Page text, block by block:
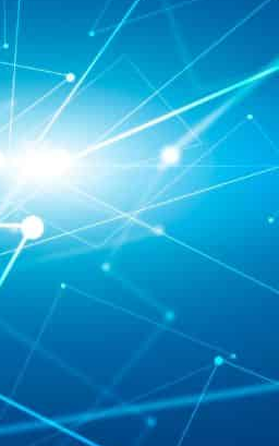
d’un
service de
d’uninterlocuteur
demandes.
garantit des
vos besoins
équipe engagée pour la
de votre installation.